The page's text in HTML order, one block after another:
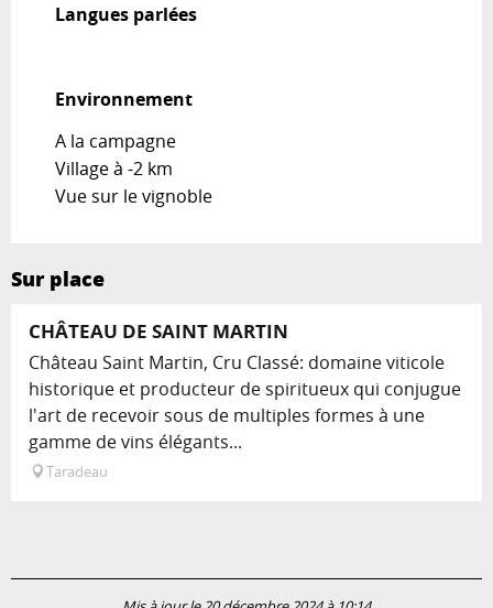
Langues parlées
Langues parlées
Environnement
Environnement
A la campagne
Village à -2 km
Vue sur le vignoble
Sur place
CHÂTEAU DE SAINT MARTIN
Château Saint Martin, Cru Classé: domaine viticole
historique et producteur de spiritueux qui conjugue
l'art de recevoir sous de multiples formes à une
gamme de vins élégants...
Taradeau